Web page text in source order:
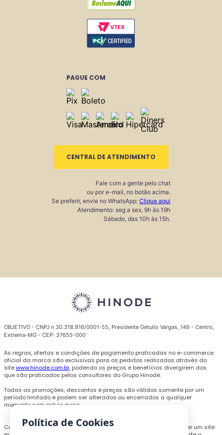
PAGUE COM
CENTRAL DE ATENDIMENTO
Fale com a gente pelo chat
ou por e-mail, no botão acima.
Se preferir, envie no WhatsApp: Clique aqui
Atendimento: seg a sex, 9h às 19h
Sábado, das 10h às 15h.
OBJETIVO - CNPJ n 30.318.916/0001-55, Presidente Getulio Vargas, 146 - Centro,
Extrema-MG - CEP: 37655-000
As regras, ofertas e condições de pagamento praticadas no e-commerce
oficial da marca são exclusivas para os pedidos realizados através do
sitewww.hinode.com.br, podendo os preços e benefícios divergirem dos
que são praticados pelos consultores do Grupo Hinode.
Todas as promoções, descontos e preços são válidos somente por um
período limitado e podem ser alterados ou encerrados a qualquer
momento sem prévio aviso.
Com o objetivo de personalizar a experiência de compra e oferecer um site
Política de Cookies